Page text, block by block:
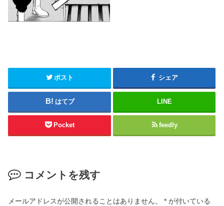
ポスト シェア
はてブ LINE
Pocket feedly
コメントを残す
メールアドレスが公開されることはありません。 * が付いている